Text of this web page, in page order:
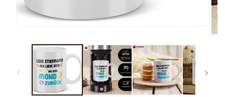
Modal